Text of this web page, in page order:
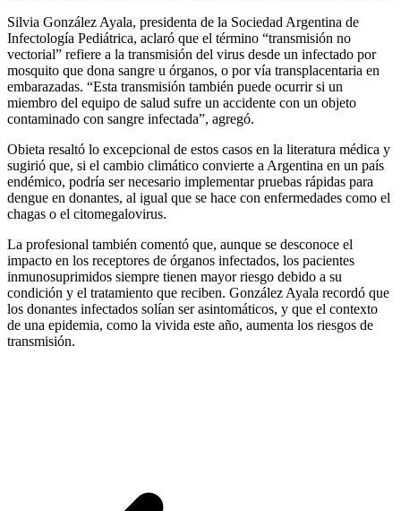
Silvia González Ayala, presidenta de la Sociedad Argentina de
Infectología Pediátrica, aclaró que el término “transmisión no
vectorial” refiere a la transmisión del virus desde un infectado por
mosquito que dona sangre u órganos, o por vía transplacentaria en
embarazadas. “Esta transmisión también puede ocurrir si un
miembro del equipo de salud sufre un accidente con un objeto
contaminado con sangre infectada”, agregó.
Obieta resaltó lo excepcional de estos casos en la literatura médica y
sugirió que, si el cambio climático convierte a Argentina en un país
endémico, podría ser necesario implementar pruebas rápidas para
dengue en donantes, al igual que se hace con enfermedades como el
chagas o el citomegalovirus.
La profesional también comentó que, aunque se desconoce el
impacto en los receptores de órganos infectados, los pacientes
inmunosuprimidos siempre tienen mayor riesgo debido a su
condición y el tratamiento que reciben. González Ayala recordó que
los donantes infectados solían ser asintomáticos, y que el contexto
de una epidemia, como la vivida este año, aumenta los riesgos de
transmisión.